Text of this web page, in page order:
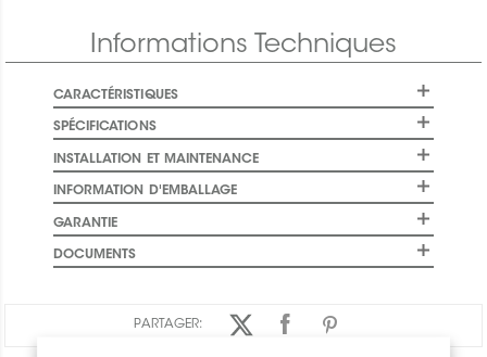
Informations Techniques
CARACTÉRISTIQUES
SPÉCIFICATIONS
INSTALLATION ET MAINTENANCE
INFORMATION D'EMBALLAGE
GARANTIE
DOCUMENTS
PARTAGER: